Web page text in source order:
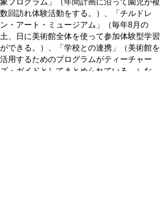
数回訪れ体験活動をする。）、「チルドレ
ン・アート・ミュージアム」（毎年8月の
土、日に美術館全体を使って参加体験型学習
ができる。）、「学校との連携」（美術館を
活用するためのプログラムがティーチャー
ズ・ガイドとしてまとめられている。）な